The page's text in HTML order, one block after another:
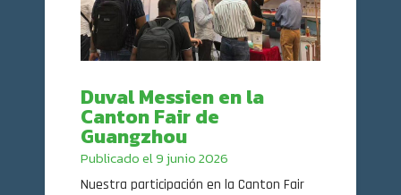
Duval Messien en la
Canton Fair de
Guangzhou
Publicado el 9 junio 2026
Nuestra participación en la Canton Fair